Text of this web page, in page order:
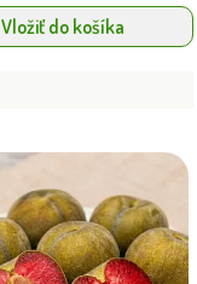
Vložiť do košíka